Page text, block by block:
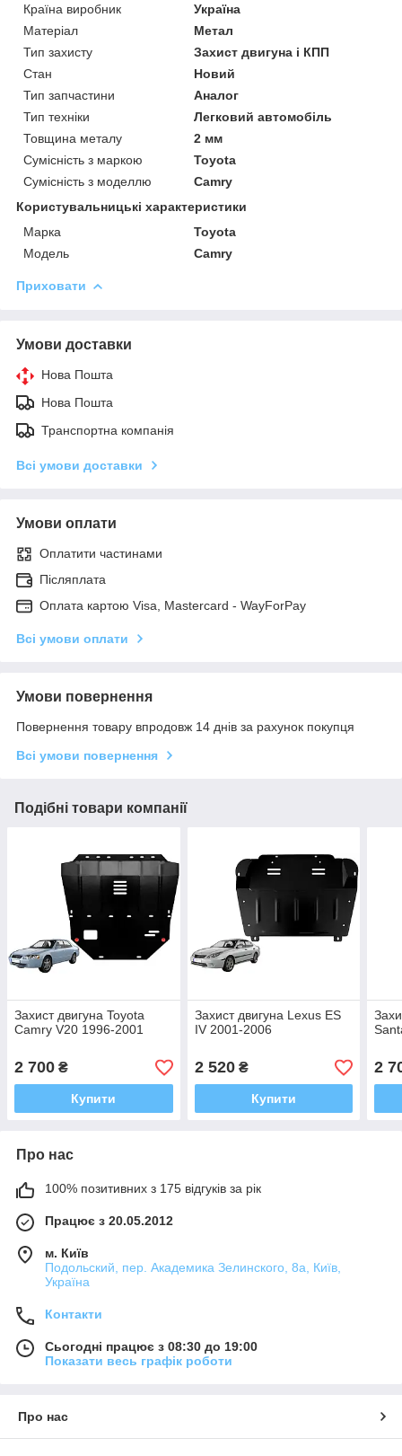
Країна виробник
Україна
Матеріал
Метал
Тип захисту
Захист двигуна і КПП
Стан
Новий
Тип запчастини
Аналог
Тип техніки
Легковий автомобіль
Товщина металу
2 мм
Сумісність з маркою
Toyota
Сумісність з моделлю
Camry
Користувальницькі характеристики
Марка
Toyota
Модель
Camry
Приховати
Умови доставки
Нова Пошта
Нова Пошта
Транспортна компанія
Всі умови доставки
Умови оплати
Оплатити частинами
Післяплата
Оплата картою Visa, Mastercard - WayForPay
Всі умови оплати
Умови повернення
Повернення товару впродовж 14 днів за рахунок покупця
Всі умови повернення
Подібні товари компанії
Захист двигуна Toyota
Camry V20 1996-2001
2 700 ₴
Купити
Захист двигуна Lexus ES
IV 2001-2006
2 520₴
Купити
2
Про нас
100% позитивних з 175 відгуків за рік
Працює з 20.05.2012
м. Київ
Подольский, пер. Академика Зелинского, 8а, Київ,
Україна
Контакти
Сьогодні працює з 08:30 до 19:00
Показати весь графік роботи
Про нас